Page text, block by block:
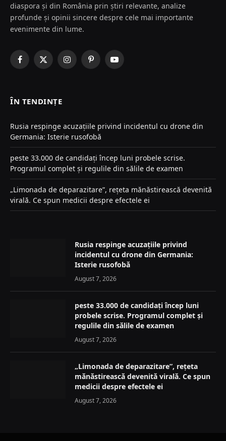
diaspora și din România prin știri relevante, analize
profunde și opinii sincere despre cele mai importante
evenimente din lume.
Facebook
X
InstagramPinterestYouTube
ÎN TENDINȚE
Rusia respinge acuzațiile privind incidentul cu drone din
Germania: Isterie rusofobă
peste 33.000 de candidați încep luni probele scrise.
Programul complet și regulile din sălile de examen
„Limonada de deparazitare”, rețeta mănăstirească devenită
virală. Ce spun medicii despre efectele ei
Rusia respinge acuzațiile privind
incidentul cu drone din Germania:
Isterie rusofobă
August 7, 2026
peste 33.000 de candidați încep luni
probele scrise. Programul complet și
regulile din sălile de examen
August 7, 2026
„Limonada de deparazitare”, rețeta
mănăstirească devenită virală. Ce spun
medicii despre efectele ei
August 7, 2026